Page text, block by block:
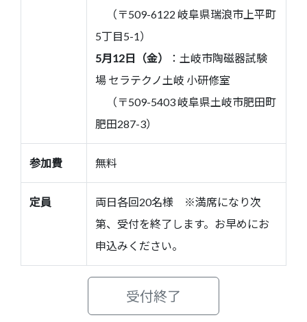
（〒509-6122 岐阜県瑞浪市上平町
5丁目5-1）
5月12日（金）
：土岐市陶磁器試験
場 セラテクノ土岐 小研修室
（〒509-5403 岐阜県土岐市肥田町
肥田287-3）
参加費 無料
定員
両日各回20名様 ※満席になり次
第、受付を終了します。お早めにお
申込みください。
受付終了